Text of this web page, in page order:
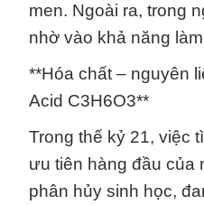
men. Ngoài ra, trong
nhờ vào khả năng
**Hóa chất – nguyên
Acid C3H6O3**
Trong thế kỷ 21, việc
ưu tiên hàng đầu của
phân hủy sinh học,